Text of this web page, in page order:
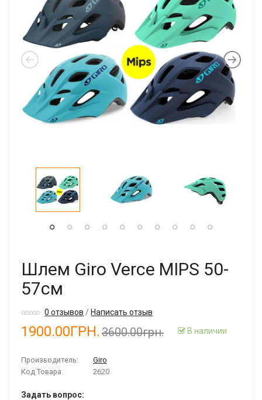
Шлем Giro Verce MIPS 50-
57см
0 отзывов /Написать отзыв
1900.00ГРН.3600.00грн. В наличии
Производитель:
Giro
Код Товара:
2620
Задать вопрос: